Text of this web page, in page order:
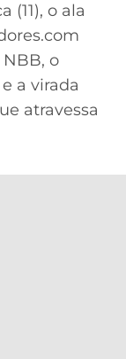
(11), o ala
o
a virada
atravessa